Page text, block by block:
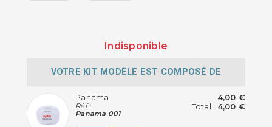
Indisponible
VOTRE KIT MODÈLE EST COMPOSÉ DE
Panama
Réf :
Panama 001
4,00 €
Total : 4,00 €